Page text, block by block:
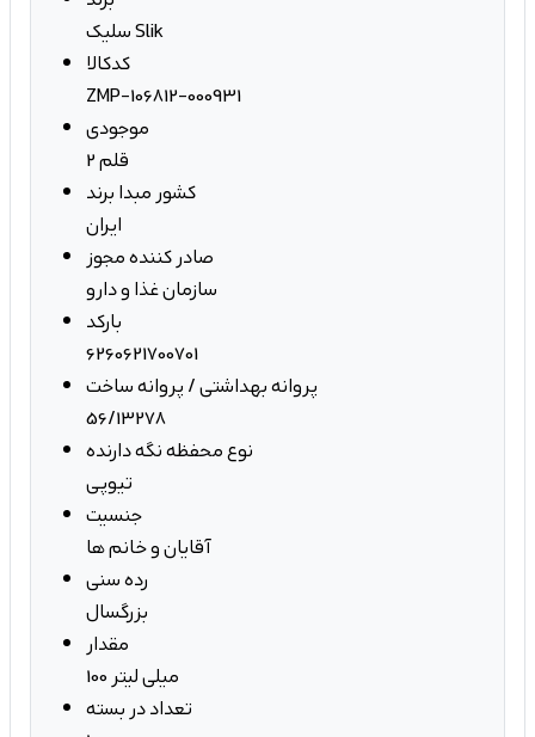
سلیک Slik
کدکالا
ZMP-106812-000931
موجودی
2 قلم
کشور مبدا برند
ایران
صادر کننده مجوز
سازمان غذا و دارو
بارکد
6260621700701
پروانه بهداشتی / پروانه ساخت
56/13278
نوع محفظه نگه دارنده
تیوپی
جنسیت
آقایان و خانم ها
رده سنی
بزرگسال
مقدار
100 میلی لیتر
تعداد در بسته